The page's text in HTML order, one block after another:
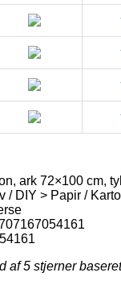
ark 72×100 cm,
/ DIY > Papir /
af 5 stjerner